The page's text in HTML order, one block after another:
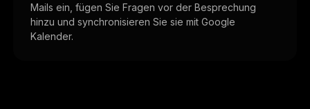
Mails ein, fügen Sie Fragen vor der Besprechung
hinzu und synchronisieren Sie sie mit Google
Kalender.